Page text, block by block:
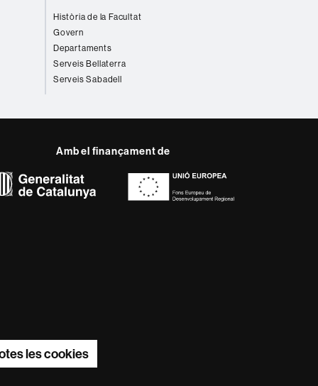
les cookies
Història de la Facultat
Govern
Departaments
Serveis Bellaterra
Serveis Sabadell
Amb el finançament de
multidisciplinària i
del coneixement.